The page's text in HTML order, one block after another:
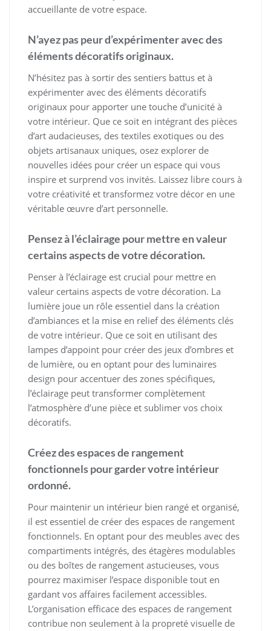
accueillante de votre espace.
N’ayez pas peur d’expérimenter avec des
éléments décoratifs originaux.
N’hésitez pas à sortir des sentiers battus et à
expérimenter avec des éléments décoratifs
originaux pour apporter une touche d’unicité à
votre intérieur. Que ce soit en intégrant des pièces
d’art audacieuses, des textiles exotiques ou des
objets artisanaux uniques, osez explorer de
nouvelles idées pour créer un espace qui vous
inspire et surprend vos invités. Laissez libre cours à
votre créativité et transformez votre décor en une
véritable œuvre d’art personnelle.
Pensez à l’éclairage pour mettre en valeur
certains aspects de votre décoration.
Penser à l’éclairage est crucial pour mettre en
valeur certains aspects de votre décoration. La
lumière joue un rôle essentiel dans la création
d’ambiances et la mise en relief des éléments clés
de votre intérieur. Que ce soit en utilisant des
lampes d’appoint pour créer des jeux d’ombres et
de lumière, ou en optant pour des luminaires
design pour accentuer des zones spécifiques,
l’éclairage peut transformer complètement
l’atmosphère d’une pièce et sublimer vos choix
décoratifs.
Créez des espaces de rangement
fonctionnels pour garder votre intérieur
ordonné.
Pour maintenir un intérieur bien rangé et organisé,
il est essentiel de créer des espaces de rangement
fonctionnels. En optant pour des meubles avec des
compartiments intégrés, des étagères modulables
ou des boîtes de rangement astucieuses, vous
pourrez maximiser l’espace disponible tout en
gardant vos affaires facilement accessibles.
L’organisation efficace des espaces de rangement
contribue non seulement à la propreté visuelle de